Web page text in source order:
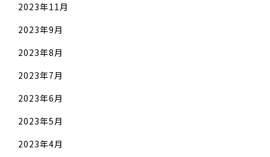
2023年11月
2023年9月
2023年8月
2023年7月
2023年6月
2023年5月
2023年4月